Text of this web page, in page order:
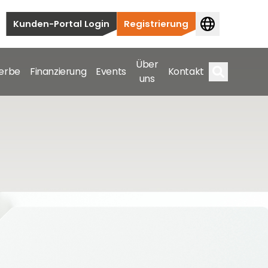
Kunden-Portal Login Registrierung
Finanzierung Events
Über
uns
Kontakt
Spektrum ab.
hin zu kommerziellen und versorgungstechnischen